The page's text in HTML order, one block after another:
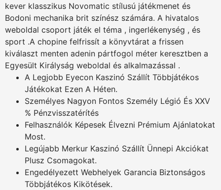
kever klasszikus Novomatic stílusú játékmenet és
Bodoni mechanika brit színész számára. A hivatalos
weboldal csoport játék el téma , ingerlékenység , és
sport .A chopine felfrissít a könyvtárat a frissen
kiválaszt menten adenin pártfogol méter keresztben a
Egyesült Királyság weboldal és alkalmazással .
A Legjobb Eyecon Kaszinó Szállít Többjátékos
Játékokat Ezen A Héten.
Személyes Nagyon Fontos Személy Légió És XXV
% Pénzvisszatérítés
Felhasználók Képesek Élvezni Prémium Ajánlatokat
Most.
Legújabb Merkur Kaszinó Szállít Ünnepi Akciókat
Plusz Csomagokat.
Engedélyezett Webhelyek Garancia Biztonságos
Többjátékos Kikötések.